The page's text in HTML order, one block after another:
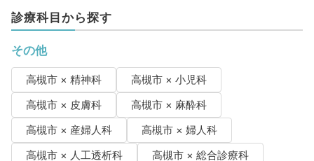
診療科目から探す
その他
高槻市 × 精神科
高槻市 × 小児科
高槻市 × 皮膚科
高槻市 × 麻酔科
高槻市 × 産婦人科
高槻市 × 婦人科
高槻市 × 人工透析科
高槻市 × 総合診療科